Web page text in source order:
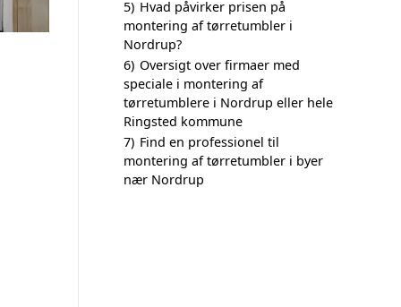
5) Hvad påvirker prisen på
montering af tørretumbler i
Nordrup?
6) Oversigt over firmaer med
speciale i montering af
tørretumblere i Nordrup eller hele
Ringsted kommune
7) Find en professionel til
montering af tørretumbler i byer
nær Nordrup